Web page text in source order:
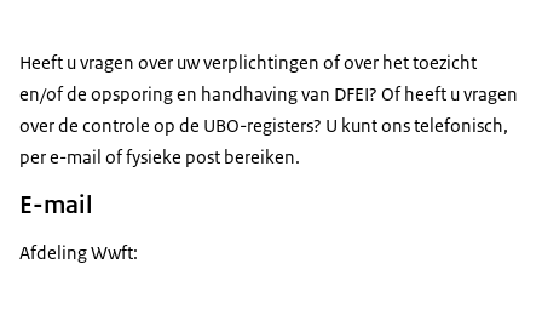
Heeft u vragen over uw verplichtingen of over het toezicht
en/of de opsporing en handhaving van DFEI? Of heeft u vragen
over de controle op de UBO-registers? U kunt ons telefonisch,
per e-mail of fysieke post bereiken.
E-mail
Afdeling Wwft: